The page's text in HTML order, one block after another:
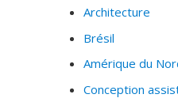
Montréal, l'Université
Architecture
Brésil
Amérique du
Conception